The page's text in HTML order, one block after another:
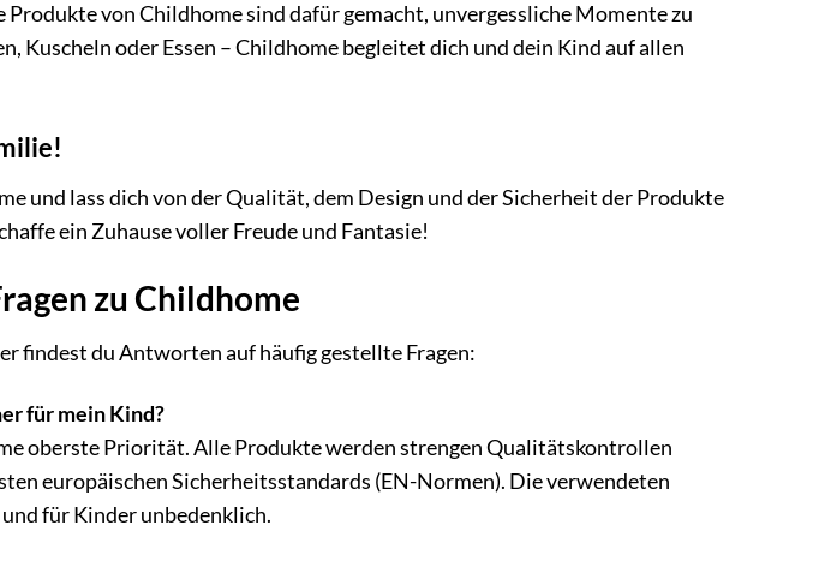
Produkte von Childhome sind dafür gemacht, unvergessliche Momente zu
Kuscheln oder Essen – Childhome begleitet dich und dein Kind auf allen
und lass dich von der Qualität, dem Design und der Sicherheit der Produkte
ein Zuhause voller Freude und Fantasie!
zu Childhome
findest du Antworten auf häufig gestellte Fragen:
für mein Kind?
oberste Priorität. Alle Produkte werden strengen Qualitätskontrollen
europäischen Sicherheitsstandards (EN-Normen). Die verwendeten
für Kinder unbedenklich.